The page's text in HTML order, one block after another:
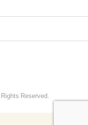
Reserved.